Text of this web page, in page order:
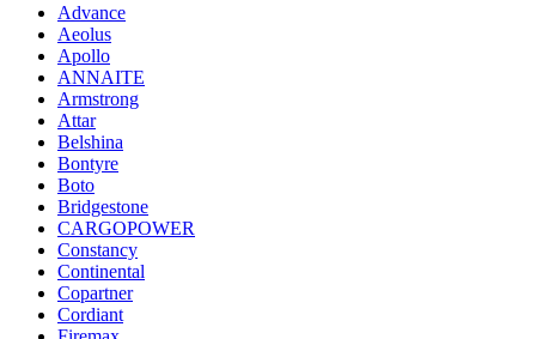
Advance
Aeolus
Apollo
ANNAITE
Armstrong
Attar
Belshina
Bontyre
Boto
Bridgestone
CARGOPOWER
Constancy
Continental
Copartner
Cordiant